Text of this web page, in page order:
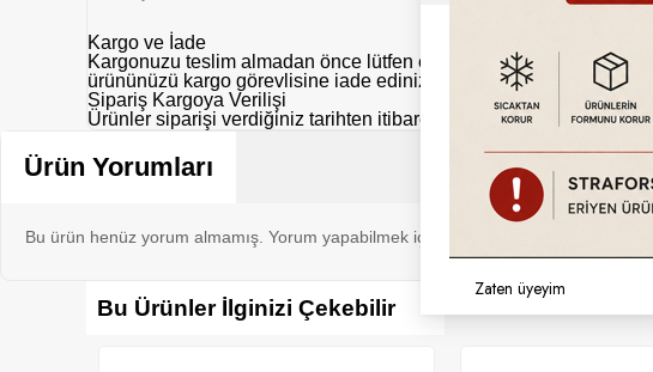
Kargo ve İade
Kargonuzu teslim almadan önce lütfen eksik, hasarlı ya da ayıplı
ürününüzü kargo görevlisine iade ediniz.
Sipariş Kargoya Verilişi
Ürünler siparişi verdiğiniz tarihten itibaren aksi belirtilmedikçe
Ürün Yorumları
Bu ürün henüz yorum almamış. Yorum yapabilmek için bu ürünü satın almış
Bu Ürünler İlginizi Çekebilir
Zaten üyeyim